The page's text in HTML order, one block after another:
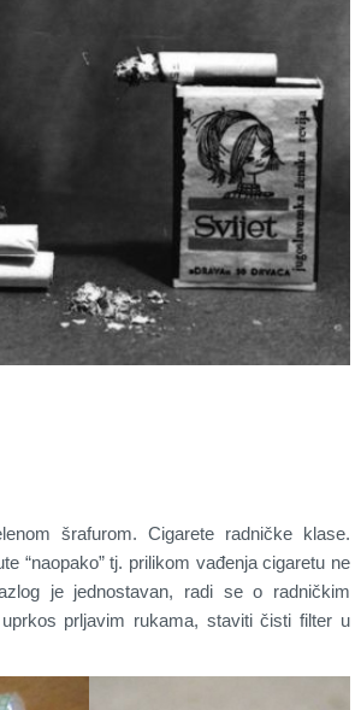
šrafurom. Cigarete radničke klase.
“naopako” tj. prilikom vađenja cigaretu ne
je jednostavan, radi se o radničkim
prljavim rukama, staviti čisti filter u